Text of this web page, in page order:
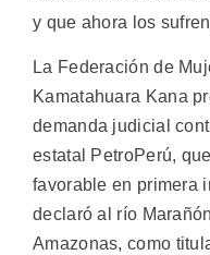
y que ahora los
La Federación de
Kamatahuara Kana
demanda judicial
estatal PetroPerú,
favorable en primera
declaró al río
Amazonas, como